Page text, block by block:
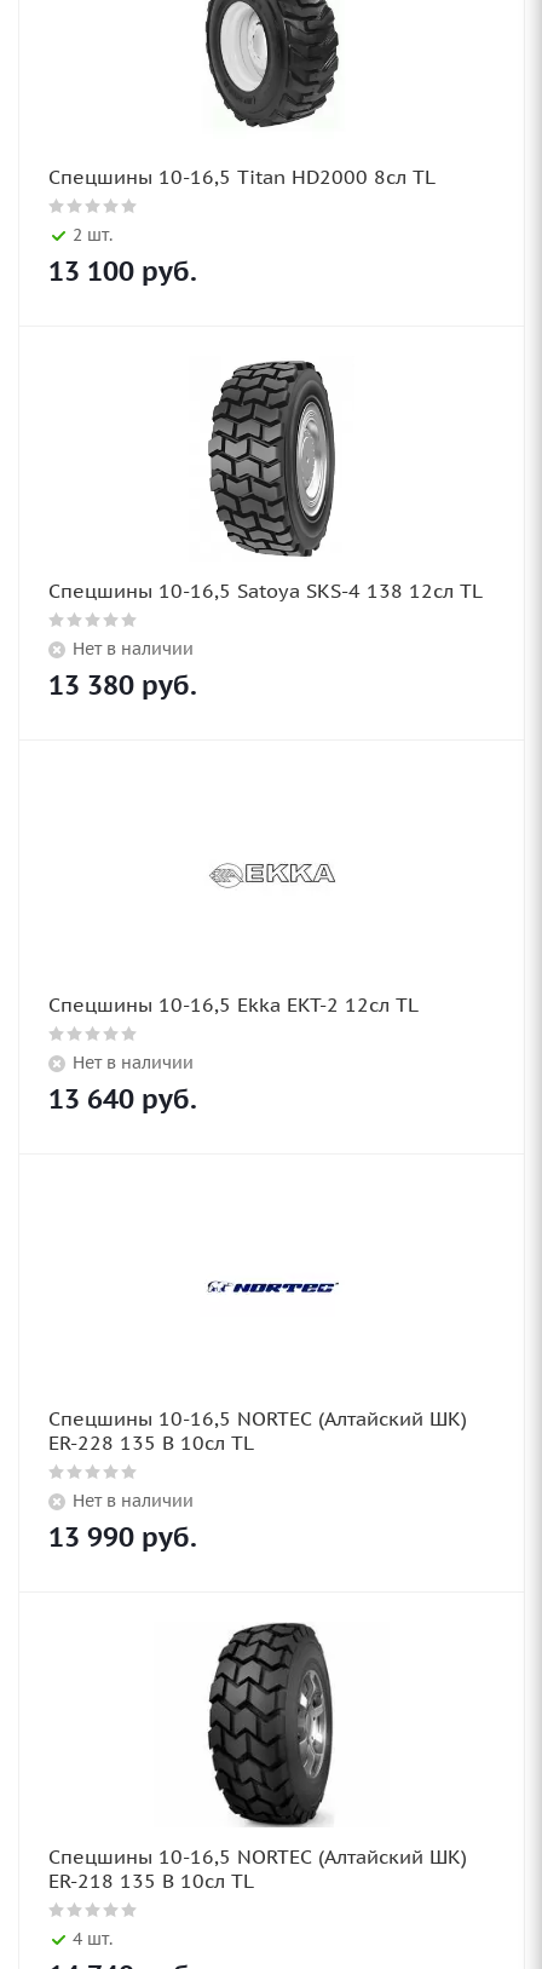
Спецшины 10-16,5 Titan HD2000 8сл TL
2 шт.
13 100 руб.
Спецшины 10-16,5 Satoya SKS-4 138 12сл TL
Нет в наличии
13 380 руб.
Спецшины 10-16,5 Ekka EKT-2 12сл TL
Нет в наличии
13 640 руб.
Спецшины 10-16,5 NORTEC (Алтайский ШК)
ER-228 135 B 10сл TL
Нет в наличии
13 990 руб.
Спецшины 10-16,5 NORTEC (Алтайский ШК)
ER-218 135 B 10сл TL
4 шт.